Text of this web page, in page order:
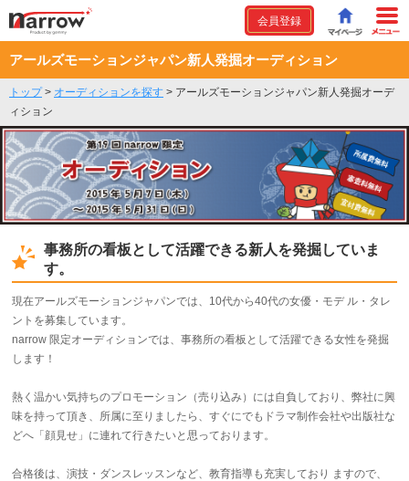
会員登録
アールズモーションジャパン新人発掘オーディション
トップ> オーディションを探す > アールズモーションジャパン新人発掘オーデ
ィション
事務所の看板として活躍できる新人を発掘していま
す。
現在アールズモーションジャパンでは、10代から40代の女優・モデ ル・タレ
ントを募集しています。
narrow 限定オーディションでは、事務所の看板として活躍できる女性を発掘
します！
熱く温かい気持ちのプロモーション（売り込み）には自負しており、弊社に興
味を持って頂き、所属に至りましたら、すぐにでもドラマ制作会社や出版社な
どへ「顔見せ」に連れて行きたいと思っております。
合格後は、演技・ダンスレッスンなど、教育指導も充実しており ますので、